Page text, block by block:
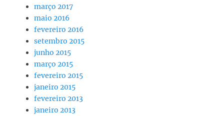
março 2017
maio 2016
fevereiro 2016
setembro 2015
junho 2015
março 2015
fevereiro 2015
janeiro 2015
fevereiro 2013
janeiro 2013